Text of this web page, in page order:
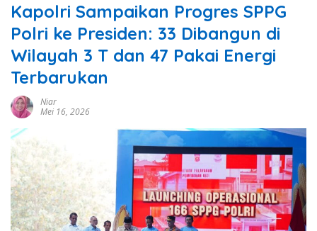
Kapolri Sampaikan Progres SPPG
Polri ke Presiden: 33 Dibangun di
Wilayah 3 T dan 47 Pakai Energi
Terbarukan
Niar
Mei 16, 2026